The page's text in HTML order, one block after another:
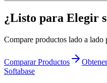
¿Listo para Elegir
Compare productos lado a lado
Comparar Productos
Softabase